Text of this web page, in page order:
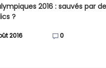
2016 : sauvés par
?
2016 0